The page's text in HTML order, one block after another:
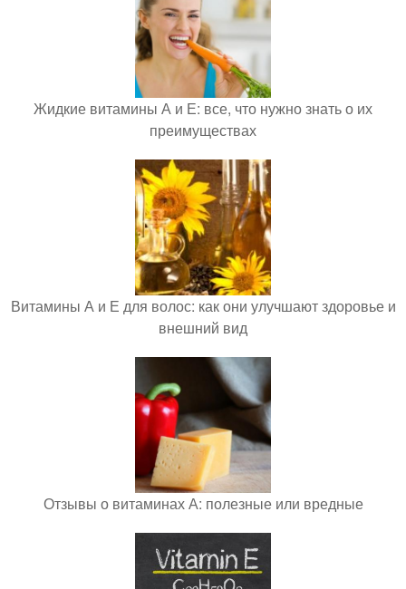
Жидкие витамины А и Е: все, что нужно знать о их
преимуществах
Витамины А и Е для волос: как они улучшают здоровье и
внешний вид
Отзывы о витаминах А: полезные или вредные